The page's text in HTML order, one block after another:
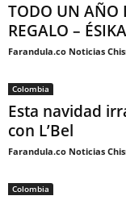
TODO UN AÑO
REGALO – ÉSIKA
Farandula.co Noticias
Colombia
Esta navidad
con L’Bel
Farandula.co Noticias
Colombia